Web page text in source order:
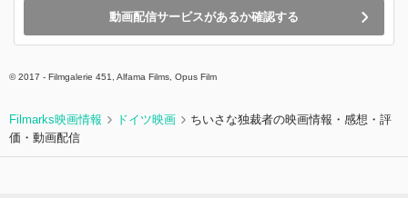
る。ハンナ・アーレントの裁判傍聴記『イェルサ
レムのアイヒマン悪の陳腐さについての報告』に
感銘を受けた、“国境なき医師団”元総裁のロニ
派”の1人と言われる映像作家エイアル・シヴァン
約2時間の映画に再構成。映画は、“専門家（スペ
シャリスト）”としてのアイヒマンの技術的能力
動画配信サービスがあるか確認する
© 2017 - Filmgalerie 451, Alfama Films, Opus Film
Filmarks映画情報 ドイツ映画
ちいさな独裁者の映画情報・感想・評
価・動画配信